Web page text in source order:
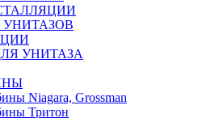
УНИТАЗОВ
УНИТАЗА
Niagara, Grossman
Тритон